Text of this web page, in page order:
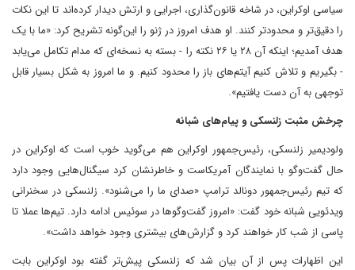
سیاسی اوکراین، در شاخه قانون‌گذاری، اجرایی و ارتش دیدار کرده‌اند تا این نکات
را دقیق‌تر و محدودتر کنند. او هدف امروز در ژنو را این‌گونه تشریح کرد: «ما با یک
هدف آمدیم؛ اینکه آن ۲۸ یا ۲۶ نکته را - بسته به نسخه‌ای که مدام تکامل می‌یابد
- بگیریم و تلاش کنیم آیتم‌های باز را محدود کنیم. و ما امروز به شکل بسیار قابل
توجهی به آن دست یافتیم».
چرخش مثبت زلنسکی و پیام‌های شبانه
ولودیمیر زلنسکی، رئیس‌جمهور اوکراین هم می‌گوید خوب است که اوکراین در
حال گفت‌وگو با نمایندگان آمریکاست و خاطرنشان کرد سیگنال‌هایی وجود دارد
که تیم رئیس‌جمهور دونالد ترامپ «صدای ما را می‌شنود». زلنسکی در سخنرانی
ویدئویی شبانه خود گفت: «امروز گفت‌وگوها در سوئیس ادامه دارد. تیم‌ها عملا تا
پاسی از شب کار خواهند کرد و گزارش‌های بیشتری وجود خواهد داشت».
این اظهارات پس از آن بیان شد که زلنسکی پیش‌تر گفته بود اوکراین بابت